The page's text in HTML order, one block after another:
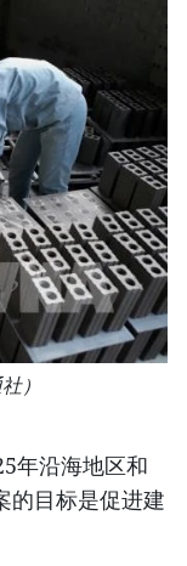
）
年沿海地区和
的目标是促进建